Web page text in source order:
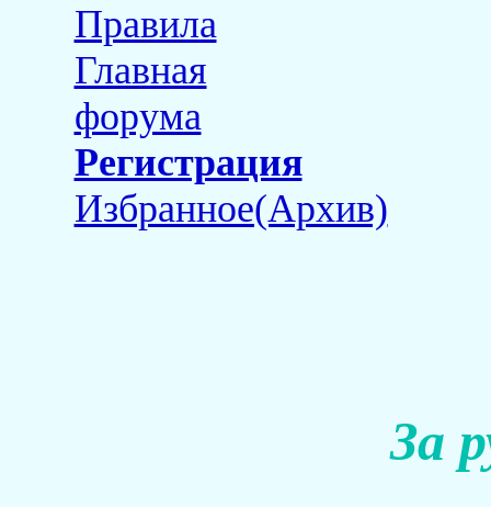
Правила
Главная
форума
Регистрация
Избранное(Архив)
За